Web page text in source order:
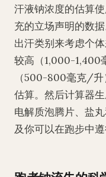
汗液钠浓度的估算
充的立场声明的数
出汗类别来考虑个
较高（1,000-1,400
（500-800毫克/升
估算。然后计算器
电解质泡腾片、盐
及你可以在跑步中